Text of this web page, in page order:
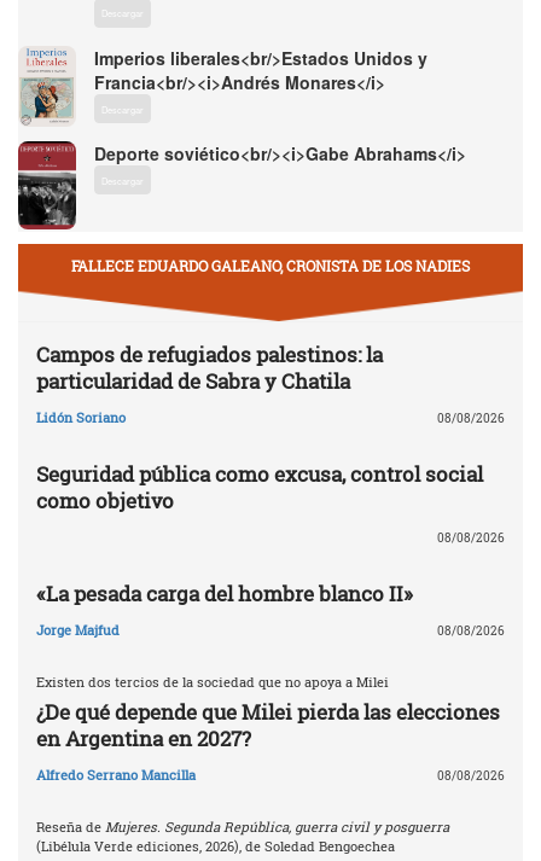
Descargar
Imperios liberales<br/>Estados Unidos y
Francia<br/><i>Andrés Monares</i>
Descargar
Deporte soviético<br/><i>Gabe Abrahams</i>
Descargar
FALLECE EDUARDO GALEANO, CRONISTA DE LOS NADIES
Campos de refugiados palestinos: la
particularidad de Sabra y Chatila
Lidón Soriano 08/08/2026
Seguridad pública como excusa, control social
como objetivo
08/08/2026
«La pesada carga del hombre blanco II»
Jorge Majfud 08/08/2026
Existen dos tercios de la sociedad que no apoya a Milei
¿De qué depende que Milei pierda las elecciones
en Argentina en 2027?
Alfredo Serrano Mancilla 08/08/2026
Reseña de Mujeres. Segunda República, guerra civil y posguerra
(Libélula Verde ediciones, 2026), de Soledad Bengoechea